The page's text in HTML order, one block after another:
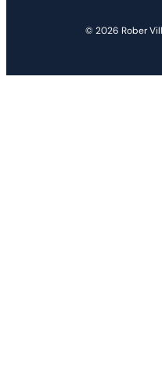
© 2026 Rober